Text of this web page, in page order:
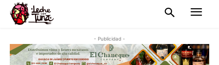
- Publicidad -